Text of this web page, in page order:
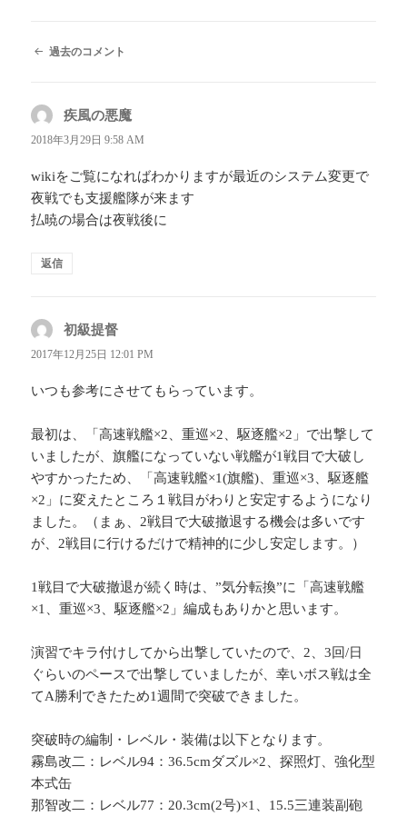
コ
ナ
ビ
シ
ョ
ン
過去のコメント
疾風の悪魔
り:
2018年3月29日 9:58 AM
wikiをご覧になればわかりますが最近のシステム変更で
夜戦でも支援艦隊が来ます
払暁の場合は夜戦後に
返信
初級提督
り:
2017年12月25日 12:01 PM
いつも参考にさせてもらっています。
最初は、「高速戦艦×2、重巡×2、駆逐艦×2」で出撃して
いましたが、旗艦になっていない戦艦が1戦目で大破し
やすかったため、「高速戦艦×1(旗艦)、重巡×3、駆逐艦
×2」に変えたところ１戦目がわりと安定するようになり
ました。（まぁ、2戦目で大破撤退する機会は多いです
が、2戦目に行けるだけで精神的に少し安定します。）
1戦目で大破撤退が続く時は、”気分転換”に「高速戦艦
×1、重巡×3、駆逐艦×2」編成もありかと思います。
演習でキラ付けしてから出撃していたので、2、3回/日
ぐらいのペースで出撃していましたが、幸いボス戦は全
てA勝利できたため1週間で突破できました。
突破時の編制・レベル・装備は以下となります。
霧島改二：レベル94：36.5cmダズル×2、探照灯、強化型
本式缶
那智改二：レベル77：20.3cm(2号)×1、15.5三連装副砲